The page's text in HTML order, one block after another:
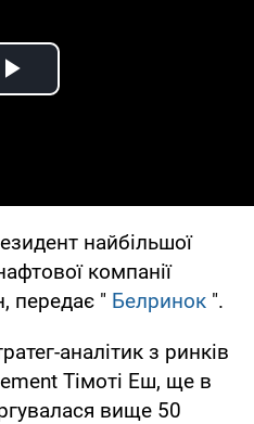
Play Video
найбільшої
компанії
передає " Белринок ".
аналітик з ринків
Тімоті Еш, ще в
вище 50